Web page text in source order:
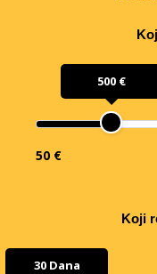
500 €
50 €
Koji
30 Dana